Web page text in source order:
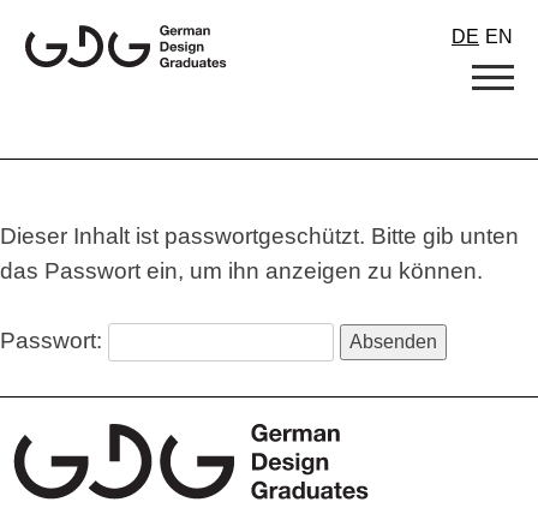
content
DE EN
Dieser Inhalt ist passwortgeschützt. Bitte gib unten
das Passwort ein, um ihn anzeigen zu können.
Passwort: